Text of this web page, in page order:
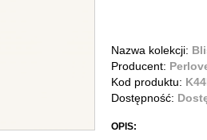
Nazwa kolekcji:
Producent:
Kod produktu:
Dostępność:
OPIS: